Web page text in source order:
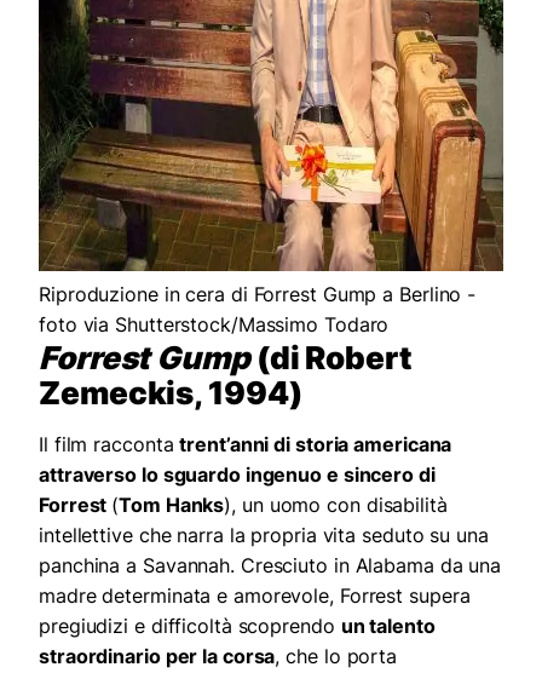
Riproduzione in cera di Forrest Gump a Berlino -
foto via Shutterstock/Massimo Todaro
Forrest Gump(di Robert
Zemeckis, 1994)
Il film raccontatrent’anni di storia americana
attraverso lo sguardo ingenuo e sincero di
Forrest (Tom Hanks), un uomo con disabilità
intellettive che narra la propria vita seduto su una
panchina a Savannah. Cresciuto in Alabama da una
madre determinata e amorevole, Forrest supera
pregiudizi e difficoltà scoprendo un talento
straordinario per la corsa, che lo porta